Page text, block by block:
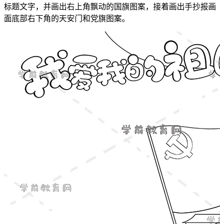
标题文字，并画出右上角飘动的国旗图案，接着画出手抄报画
面底部右下角的天安门和党旗图案。